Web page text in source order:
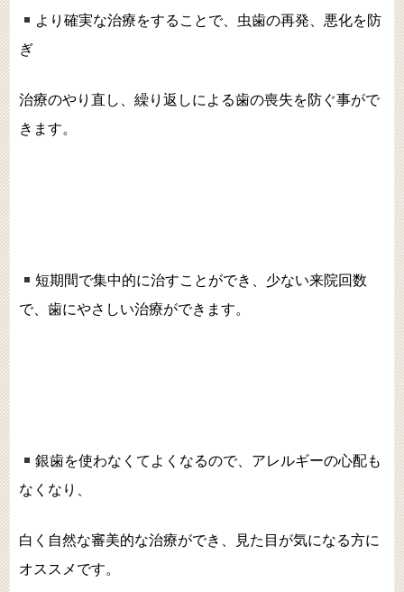
より確実な治療をすることで、虫歯の再発、悪化を防
ぎ
治療のやり直し、繰り返しによる歯の喪失を防ぐ事がで
きます。
短期間で集中的に治すことができ、少ない来院回数
で、歯にやさしい治療ができます。
銀歯を使わなくてよくなるので、アレルギーの心配も
なくなり、
白く自然な審美的な治療ができ、見た目が気になる方に
オススメです。